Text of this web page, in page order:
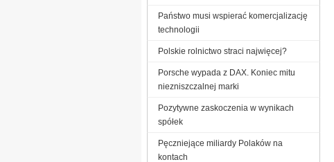
Państwo musi wspierać komercjalizację
technologii
Polskie rolnictwo straci najwięcej?
Porsche wypada z DAX. Koniec mitu
niezniszczalnej marki
Pozytywne zaskoczenia w wynikach
spółek
Pęczniejące miliardy Polaków na
kontach